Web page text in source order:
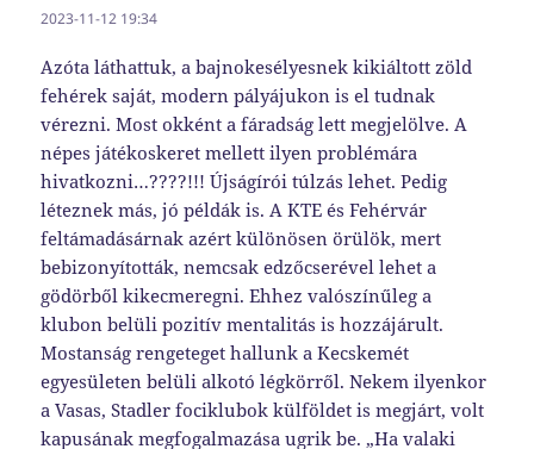
2023-11-12 19:34
Azóta láthattuk, a bajnokesélyesnek kikiáltott zöld
fehérek saját, modern pályájukon is el tudnak
vérezni. Most okként a fáradság lett megjelölve. A
népes játékoskeret mellett ilyen problémára
hivatkozni…????!!! Újságírói túlzás lehet. Pedig
léteznek más, jó példák is. A KTE és Fehérvár
feltámadásárnak azért különösen örülök, mert
bebizonyították, nemcsak edzőcserével lehet a
gödörből kikecmeregni. Ehhez valószínűleg a
klubon belüli pozitív mentalitás is hozzájárult.
Mostanság rengeteget hallunk a Kecskemét
egyesületen belüli alkotó légkörről. Nekem ilyenkor
a Vasas, Stadler fociklubok külföldet is megjárt, volt
kapusának megfogalmazása ugrik be. „Ha valaki